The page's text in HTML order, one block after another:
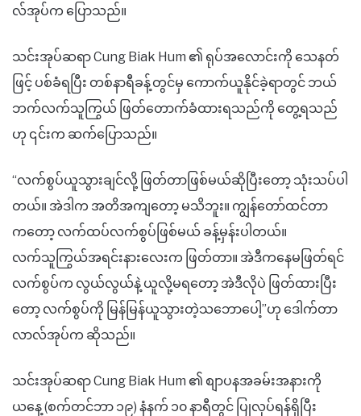
လ်အုပ်က ပြောသည်။
သင်းအုပ်ဆရာ Cung Biak Hum ၏ ရုပ်အလောင်းကို သေနတ်
ဖြင့် ပစ်ခံရပြီး တစ်နာရီခန့်တွင်မှ ကောက်ယူနိုင်ခဲ့ရာတွင် ဘယ်
ဘက်လက်သူကြွယ် ဖြတ်တောက်ခံထားရသည်ကို တွေ့ရသည်
ဟု ၎င်းက ဆက်ပြောသည်။
“လက်စွပ်ယူသွားချင်လို့ ဖြတ်တာဖြစ်မယ်ဆိုပြီးတော့ သုံးသပ်ပါ
တယ်။ အဲဒါက အတိအကျတော့ မသိဘူး။ ကျွန်တော်ထင်တာ
ကတော့ လက်ထပ်လက်စွပ်ဖြစ်မယ် ခန့်မှန်းပါတယ်။
လက်သူကြွယ်အရင်းနားလေးက ဖြတ်တာ။ အဲဒီကနေမဖြတ်ရင်
လက်စွပ်က လွယ်လွယ်နဲ့ ယူလို့မရတော့ အဲဒီလိုပဲ ဖြတ်ထားပြီး
တော့ လက်စွပ်ကို မြန်မြန်ယူသွားတဲ့သဘောပေါ့”ဟု ဒေါက်တာ
လာလ်အုပ်က ဆိုသည်။
သင်းအုပ်ဆရာ Cung Biak Hum ၏ စျာပနအခမ်းအနားကို
ယနေ့ (စက်တင်ဘာ ၁၉) နံနက် ၁၀ နာရီတွင် ပြုလုပ်ရန်ရှိပြီး